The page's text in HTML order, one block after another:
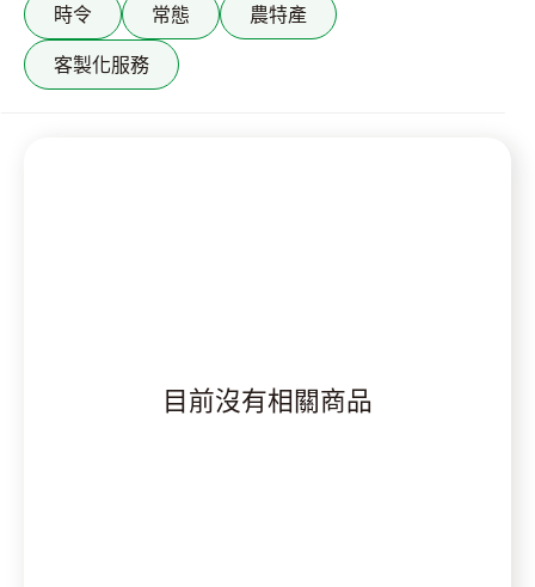
時令 常態
農特產
客製化服務
目前沒有相關商品